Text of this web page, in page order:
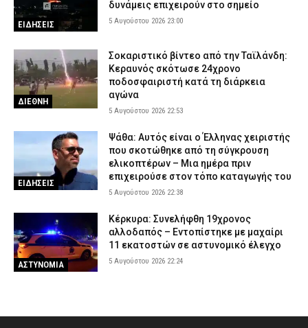
ΕΙΔΗΣΕΙΣ
δυνάμεις επιχειρούν στο σημείο
5 Αυγούστου 2026 23:00
ΔΙΕΘΝΗ
Σοκαριστικό βίντεο από την Ταϊλάνδη:
Κεραυνός σκότωσε 24χρονο
ποδοσφαιριστή κατά τη διάρκεια
αγώνα
5 Αυγούστου 2026 22:53
ΕΙΔΗΣΕΙΣ
Ψάθα: Αυτός είναι ο Έλληνας χειριστής
που σκοτώθηκε από τη σύγκρουση
ελικοπτέρων – Μια ημέρα πριν
επιχειρούσε στον τόπο καταγωγής του
5 Αυγούστου 2026 22:38
ΑΣΤΥΝΟΜΙΑ
Κέρκυρα: Συνελήφθη 19χρονος
αλλοδαπός – Εντοπίστηκε με μαχαίρι
11 εκατοστών σε αστυνομικό έλεγχο
5 Αυγούστου 2026 22:24